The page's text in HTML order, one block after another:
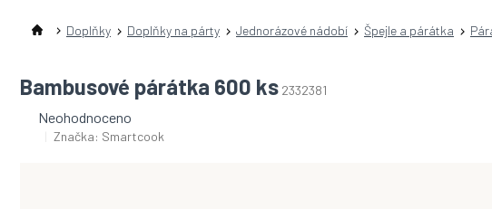
Doplňky Doplňky na párty Jednorázové nádobí Špejle a párátka
Bambusové párátka 600 ks 2332381
Průměrné
hodnocení
Neohodnoceno
Značka: Smartcook